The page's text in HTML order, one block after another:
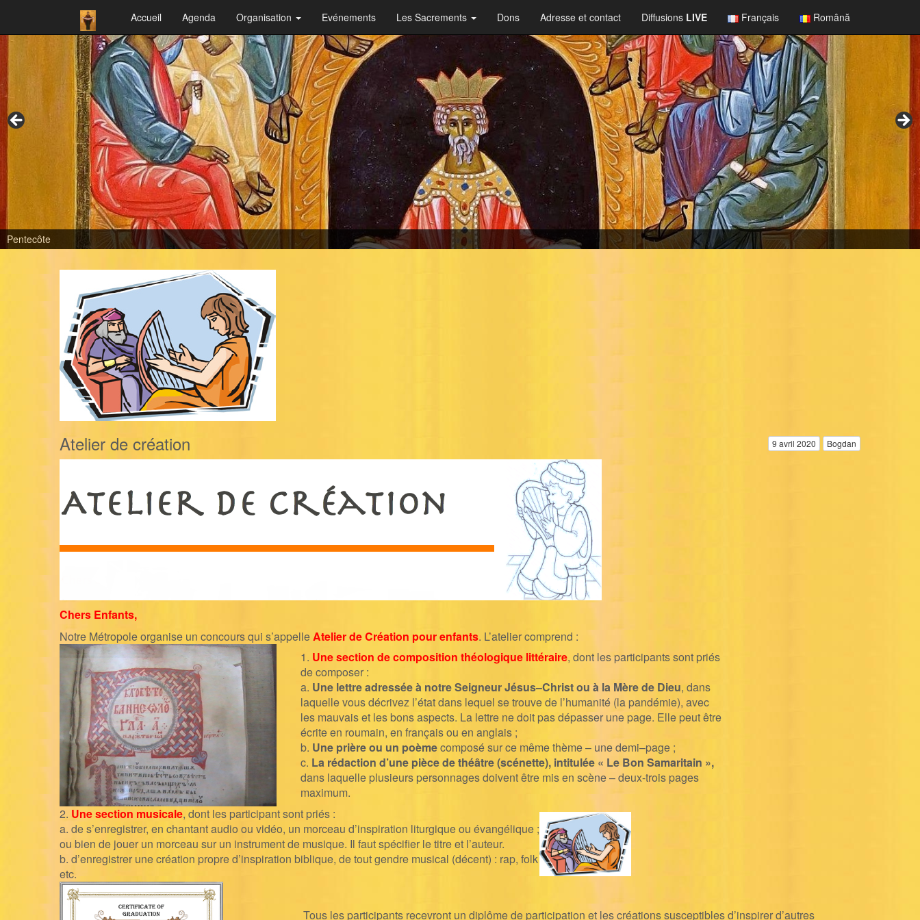
Accueil Agenda Organisation Evénements Les Sacrements Dons Adresse et contact Diffusions LIVE Français Română
Pentecôte
9 avril 2020 Bogdan
Atelier de création
Chers Enfants,
Notre Métropole organise un concoursqui s’appelleAtelier deCréation pourenfants. L’ateliercomprend :
1. Unesection de composition théologique littéraire, dont les participants sont priés
de composer :
a. Une lettreadressée à notre Seigneur Jésus–Christouà la Mère de Dieu, dans
laquelle vous décrivez l’étatdans lequel se trouve de l’humanité (la pandémie), avec
les mauvais et les bons aspects. La lettre ne doit pasdépasser une page. Elle peut être
écrite en roumain, en français ou en anglais ;
b. Une prière ou un poèmecomposé sur ce même thème– une demi–page ;
c. La rédaction d’une pièce de théâtre (scénette), intitulée « Le Bon Samaritain »,
dans laquelle plusieurs personnages doivent être mis en scène –deux-trois pages
maximum.
2. Une section musicale, dont les participant sont priés :
a. de s’enregistrer, en chantant audio ou vidéo, un morceau d’inspiration liturgique ou évangélique ;
ou bien de jouer un morceau sur un instrument de musique. Il faut spécifier le titre et l’auteur.
b. d’enregistrer une création propre d’inspiration biblique, detout gendre musical (décent) : rap, folk
etc.
Tous les participants recevront un diplôme de participation et les créations susceptibles d’inspirer d’autres